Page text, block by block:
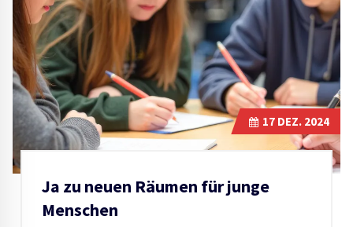
Ja zu neuen Räumen für junge
Menschen
17 DEZ. 2024